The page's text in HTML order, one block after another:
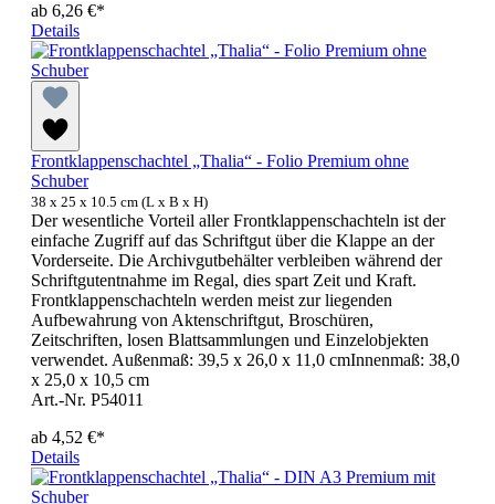
ab 6,26 €*
Details
Frontklappenschachtel „Thalia“ - Folio Premium ohne
Schuber
38 x 25 x 10.5 cm (L x B x H)
Der wesentliche Vorteil aller Frontklappenschachteln ist der
einfache Zugriff auf das Schriftgut über die Klappe an der
Vorderseite. Die Archivgutbehälter verbleiben während der
Schriftgutentnahme im Regal, dies spart Zeit und Kraft.
Frontklappenschachteln werden meist zur liegenden
Aufbewahrung von Aktenschriftgut, Broschüren,
Zeitschriften, losen Blattsammlungen und Einzelobjekten
verwendet. Außenmaß: 39,5 x 26,0 x 11,0 cmInnenmaß: 38,0
x 25,0 x 10,5 cm
Art.-Nr. P54011
ab 4,52 €*
Details